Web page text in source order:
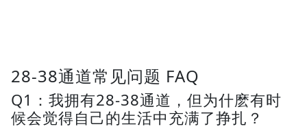
28-38通道常见问题 FAQ
Q1：我拥有28-38通道，但为什麽有时
候会觉得自己的生活中充满了挣扎？